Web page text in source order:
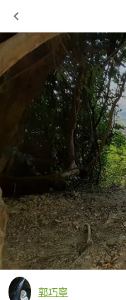
郭巧寧